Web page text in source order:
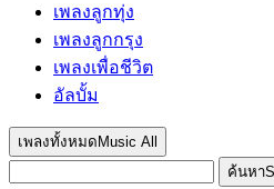
เพลงลูกทุ่ง
เพลงลูกกรุง
เพลงเพื่อชีวิต
อัลบั้ม
เพลงทั้งหมด Music All
ค้นหา